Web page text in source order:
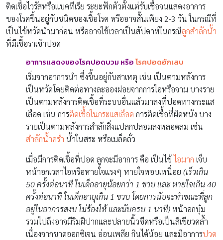
ติดเชื้อไวรัสหรือแบคทีเรีย ระยะฟักตัวตั้งแต่รับเชื้อจนแสดงอาการ
ของโรคขึ้นอยู่กับชนิดของเชื้อโรค หรืออาจสั้นเพียง 2-3 วัน ในกรณีที่
เป็นไข้หวัดนำมาก่อน หรืออาจใช้เวลาเป็นสัปดาห์ในกรณีลูกสำลักน้ำ
ที่มีเชื้อราเข้าปอด
อาการแสดงของโรคปอดบวม หรือโรคปอดอักเสบ
เริ่มจากอาการนำ ซึ่งขึ้นอยู่กับสาเหตุ เช่น เป็นตามหลังการ
เป็นหวัดโดยติดต่อทางละอองฝอยจากการไอหรือจาม บางราย
เป็นตามหลังการติดเชื้อที่ระบบอื่นแล้วมาลงที่ปอดทางกระแส
เลือด เช่น การติดเชื้อในกระแสเลือด การติดเชื้อที่ผิดหนัง บาง
รายเป็นตามหลังการสำลักสิ่งแปลกปลอมลงหลอดลม เช่น
สำลักน้ำคร่ำ น้ำในสระ หรือเมล็ดถั่ว
เมื่อมีการติดเชื้อที่ปอด ลูกจะมีอาการ คือ เป็นไข้ไอมาก เจ็บ
หน้าอกเวลาไอหรือหายใจแรงๆ หายใจหอบเหนื่อย (เร็วเกิน
50 ครั้งต่อนาที ในเด็กอายุน้อยกว่า 1 ขวบ และ หายใจเกิน 40
ครั้งต่อนาที ในเด็กอายุเกิน 1 ขวบ โดยการนับจะทำขณะที่ลูก
อยู่ในอาการสงบ ไม่ร้องไห้ และนับครบ 1 นาที) หน้าอกบุ๋ม
รวมไปถึงอาจมีริมฝีปากและปลายนิ้วซีดหรือเป็นสีเขียวคล้ำ
เนื่องจากขาดออกซิเจน อ่อนเพลีย กินได้น้อย และมีอาการปวด